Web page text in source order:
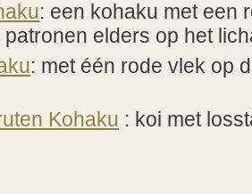
: een kohaku met een
elders op het
: met één rode vlek op
Kohaku : koi met